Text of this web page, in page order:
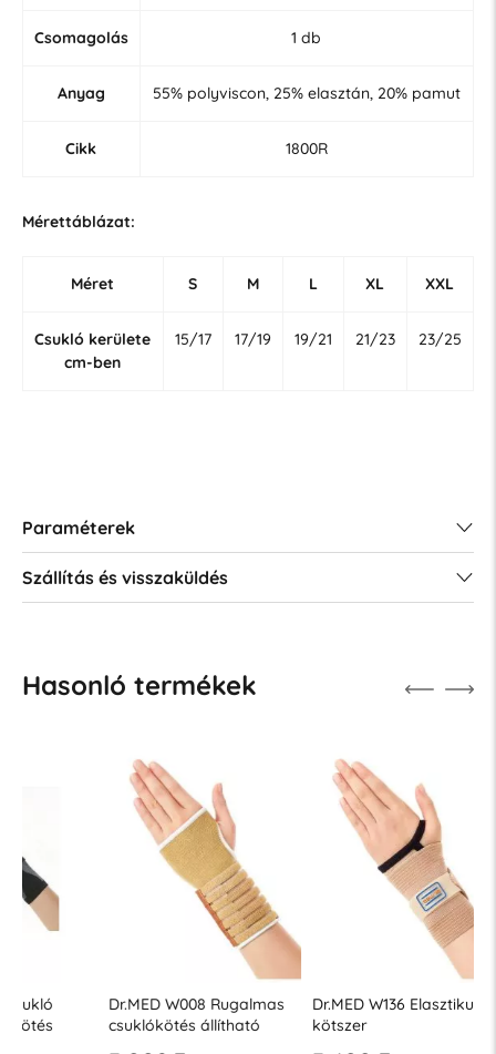
Csomagolás 1 db
Anyag 55% polyviscon, 25% elasztán, 20% pamut
Cikk 1800R
Mérettáblázat:
Méret S M L XL XXL
Csukló kerülete
cm-ben
15/17 17/19 19/21 21/23 23/25
Paraméterek
Szállítás és visszaküldés
Hasonló termékek
Dr.MED W008 Rugalmas
csuklókötés állítható
Dr.MED W136 Elasztikus
kötszer
Dr.MED